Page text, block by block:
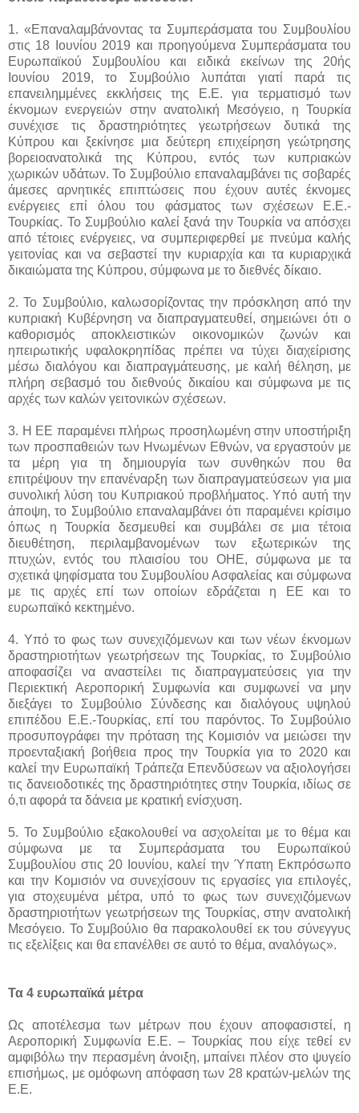
1. «Επαναλαμβάνοντας τα Συμπεράσματα του Συμβουλίου
στις 18 Ιουνίου 2019 και προηγούμενα Συμπεράσματα του
Ευρωπαϊκού Συμβουλίου και ειδικά εκείνων της 20ής
Ιουνίου 2019, το Συμβούλιο λυπάται γιατί παρά τις
επανειλημμένες εκκλήσεις της Ε.Ε. για τερματισμό των
έκνομων ενεργειών στην ανατολική Μεσόγειο, η Τουρκία
συνέχισε τις δραστηριότητες γεωτρήσεων δυτικά της
Κύπρου και ξεκίνησε μια δεύτερη επιχείρηση γεώτρησης
βορειοανατολικά της Κύπρου, εντός των κυπριακών
χωρικών υδάτων. Το Συμβούλιο επαναλαμβάνει τις σοβαρές
άμεσες αρνητικές επιπτώσεις που έχουν αυτές έκνομες
ενέργειες επί όλου του φάσματος των σχέσεων Ε.Ε.-
Τουρκίας. Το Συμβούλιο καλεί ξανά την Τουρκία να απόσχει
από τέτοιες ενέργειες, να συμπεριφερθεί με πνεύμα καλής
γειτονίας και να σεβαστεί την κυριαρχία και τα κυριαρχικά
δικαιώματα της Κύπρου, σύμφωνα με το διεθνές δίκαιο.
2. Το Συμβούλιο, καλωσορίζοντας την πρόσκληση από την
κυπριακή Κυβέρνηση να διαπραγματευθεί, σημειώνει ότι ο
καθορισμός αποκλειστικών οικονομικών ζωνών και
ηπειρωτικής υφαλοκρηπίδας πρέπει να τύχει διαχείρισης
μέσω διαλόγου και διαπραγμάτευσης, με καλή θέληση, με
πλήρη σεβασμό του διεθνούς δικαίου και σύμφωνα με τις
αρχές των καλών γειτονικών σχέσεων.
3. Η ΕΕ παραμένει πλήρως προσηλωμένη στην υποστήριξη
των προσπαθειών των Ηνωμένων Εθνών, να εργαστούν με
τα μέρη για τη δημιουργία των συνθηκών που θα
επιτρέψουν την επανέναρξη των διαπραγματεύσεων για μια
συνολική λύση του Κυπριακού προβλήματος. Υπό αυτή την
άποψη, το Συμβούλιο επαναλαμβάνει ότι παραμένει κρίσιμο
όπως η Τουρκία δεσμευθεί και συμβάλει σε μια τέτοια
διευθέτηση, περιλαμβανομένων των εξωτερικών της
πτυχών, εντός του πλαισίου του ΟΗΕ, σύμφωνα με τα
σχετικά ψηφίσματα του Συμβουλίου Ασφαλείας και σύμφωνα
με τις αρχές επί των οποίων εδράζεται η ΕΕ και το
ευρωπαϊκό κεκτημένο.
4. Υπό το φως των συνεχιζόμενων και των νέων έκνομων
δραστηριοτήτων γεωτρήσεων της Τουρκίας, το Συμβούλιο
αποφασίζει να αναστείλει τις διαπραγματεύσεις για την
Περιεκτική Αεροπορική Συμφωνία και συμφωνεί να μην
διεξάγει το Συμβούλιο Σύνδεσης και διαλόγους υψηλού
επιπέδου Ε.Ε.-Τουρκίας, επί του παρόντος. Το Συμβούλιο
προσυπογράφει την πρόταση της Κομισιόν να μειώσει την
προενταξιακή βοήθεια προς την Τουρκία για το 2020 και
καλεί την Ευρωπαϊκή Τράπεζα Επενδύσεων να αξιολογήσει
τις δανειοδοτικές της δραστηριότητες στην Τουρκία, ιδίως σε
ό,τι αφορά τα δάνεια με κρατική ενίσχυση.
5. Το Συμβούλιο εξακολουθεί να ασχολείται με το θέμα και
σύμφωνα με τα Συμπεράσματα του Ευρωπαϊκού
Συμβουλίου στις 20 Ιουνίου, καλεί την Ύπατη Εκπρόσωπο
και την Κομισιόν να συνεχίσουν τις εργασίες για επιλογές,
για στοχευμένα μέτρα, υπό το φως των συνεχιζόμενων
δραστηριοτήτων γεωτρήσεων της Τουρκίας, στην ανατολική
Μεσόγειο. Το Συμβούλιο θα παρακολουθεί εκ του σύνεγγυς
τις εξελίξεις και θα επανέλθει σε αυτό το θέμα, αναλόγως».
Τα 4 ευρωπαϊκά μέτρα
Ως αποτέλεσμα των μέτρων που έχουν αποφασιστεί, η
Αεροπορική Συμφωνία Ε.Ε. – Τουρκίας που είχε τεθεί εν
αμφιβόλω την περασμένη άνοιξη, μπαίνει πλέον στο ψυγείο
επισήμως, με ομόφωνη απόφαση των 28 κρατών-μελών της
Ε.Ε.